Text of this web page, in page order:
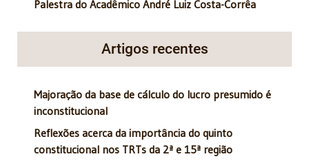
Palestra do Acadêmico André Luiz Costa-Corrêa
Artigos recentes
Majoração da base de cálculo do lucro presumido é
inconstitucional
Reflexões acerca da importância do quinto
constitucional nos TRTs da 2ª e 15ª região